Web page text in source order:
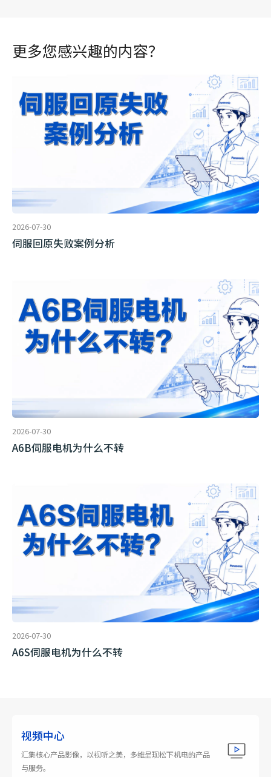
更多您感兴趣的内容？
2026-07-30
伺服回原失败案例分析
2026-07-30
A6B伺服电机为什么不转
2026-07-30
A6S伺服电机为什么不转
视频中心
汇集核心产品影像，以视听之美，多维呈现松下机电的产品
与服务。